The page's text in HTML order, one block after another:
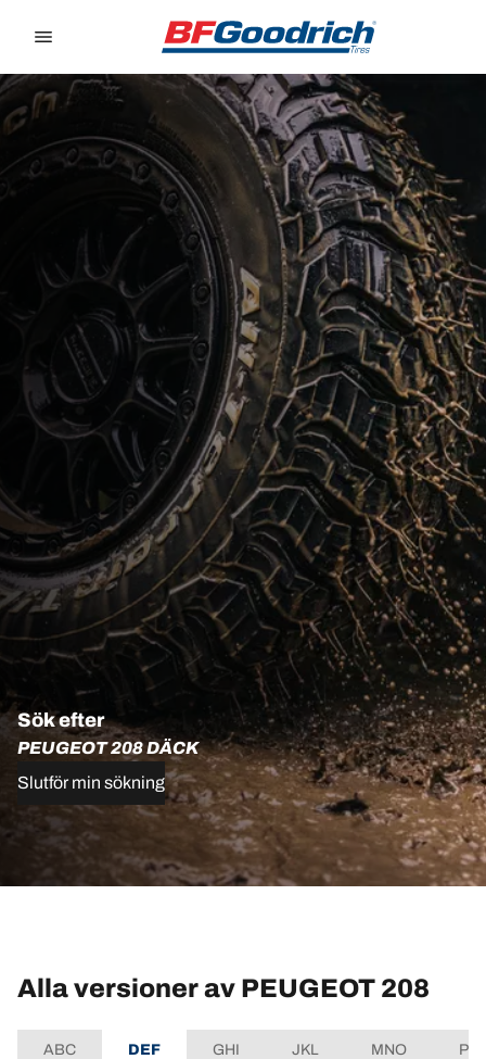
Sök efter
PEUGEOT 208 DÄCK
Slutför min sökning
Alla versioner av PEUGEOT 208
ABC DEF GHI JKL MNO